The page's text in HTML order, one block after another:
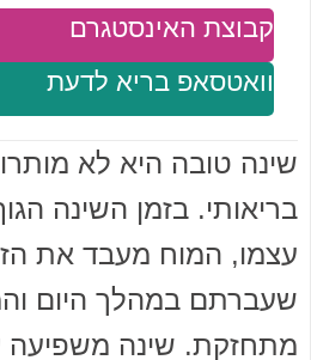
וואטסאפ בריא לדעת
קבוצת האינסטגרם
שינה טובה היא לא
בריאותי. בזמן השינה
עצמו, המוח מעבד את
שעברתם במהלך היום
מתחזקת. שינה משפיעה